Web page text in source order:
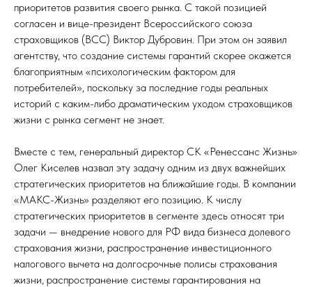
приоритетов развития своего рынка. С такой позицией
согласен и вице-президент Всероссийского союза
страховщиков (ВСС) Виктор Дубровин. При этом он заявил
агентству, что создание системы гарантий скорее окажется
благоприятным «психологическим фактором для
потребителей», поскольку за последние годы реальных
историй с каким-либо драматическим уходом страховщиков
жизни с рынка сегмент не знает.
Вместе с тем, генеральный директор СК «Ренессанс Жизнь»
Олег Киселев назвал эту задачу одним из двух важнейших
стратегических приоритетов на ближайшие годы. В компании
«МАКС-Жизнь» разделяют его позицию. К числу
стратегических приоритетов в сегменте здесь относят три
задачи — внедрение нового для РФ вида бизнеса долевого
страхования жизни, распространение инвестиционного
налогового вычета на долгосрочные полисы страхования
жизни, распространение системы гарантирования на